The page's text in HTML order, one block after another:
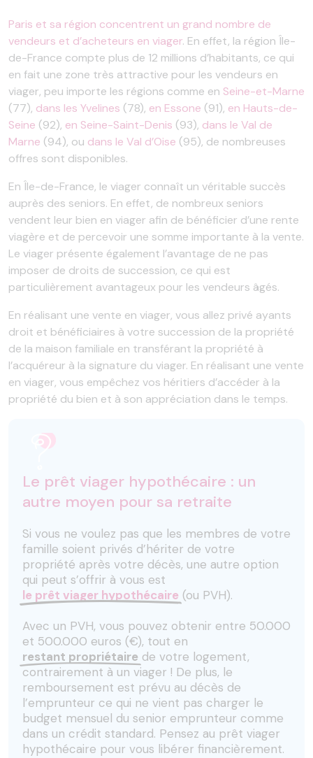
Paris et sa région concentrent un grand nombre de
vendeurs et d’acheteurs en viager. En effet, la région Île-
de-France compte plus de 12 millions d’habitants, ce qui
en fait une zone très attractive pour les vendeurs en
viager, peu importe les régions comme en Seine-et-Marne
(77), dans les Yvelines (78), en Essone (91), en Hauts-de-
Seine (92), en Seine-Saint-Denis (93), dans le Val de
Marne (94), ou dans le Val d’Oise (95), de nombreuses
offres sont disponibles.
En Île-de-France, le viager connaît un véritable succès
auprès des seniors. En effet, de nombreux seniors
vendent leur bien en viager afin de bénéficier d’une rente
viagère et de percevoir une somme importante à la vente.
Le viager présente également l’avantage de ne pas
imposer de droits de succession, ce qui est
particulièrement avantageux pour les vendeurs âgés.
En réalisant une vente en viager, vous allez privé ayants
droit et bénéficiaires à votre succession de la propriété
de la maison familiale en transférant la propriété à
l’acquéreur à la signature du viager. En réalisant une vente
en viager, vous empêchez vos héritiers d’accéder à la
propriété du bien et à son appréciation dans le temps.
Le prêt viager hypothécaire : un
autre moyen pour sa retraite
Si vous ne voulez pas que les membres de votre
famille soient privés d’hériter de votre
propriété après votre décès, une autre option
qui peut s’offrir à vous est
le prêt viager hypothécaire (ou PVH).
Avec un PVH, vous pouvez obtenir entre 50.000
et 500.000 euros (€), tout en
restant propriétaire de votre logement,
contrairement à un viager ! De plus, le
remboursement est prévu au décès de
l’emprunteur ce qui ne vient pas charger le
budget mensuel du senior emprunteur comme
dans un crédit standard. Pensez au prêt viager
hypothécaire pour vous libérer financièrement.